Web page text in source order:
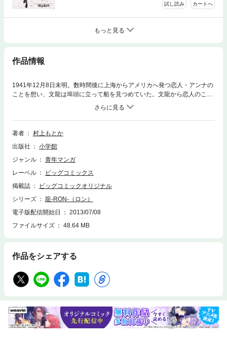
試し読み カートへ
もっと見る
作品情報
1941年12月8日未明。数時間後に上海からアメリカへ発つ恋人・アンナの
ことを想い、文龍は埠頭に立って船を見つめていた。文龍から恋人のこと
を聞いた龍は、かつて自分も愛する女性と引き離されたことを語る。その
時、上海港に火の手が上がった！！日本と英米の間に、ついに大東亜戦争
が勃発。アンナのことが気掛かりな文龍は……。
著者
村上もとか
出版社
小学館
ジャンル
青年マンガ
レーベル
ビッグコミックス
掲載誌
ビッグコミックオリジナル
シリーズ
龍-RON-（ロン）
電子版配信開始日
2013/07/08
ファイルサイズ
48.64 MB
作品をシェアする